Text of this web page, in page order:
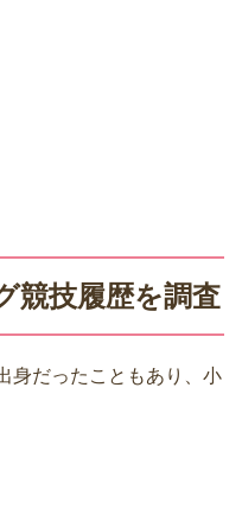
競技履歴を調査
身だったこともあり、小